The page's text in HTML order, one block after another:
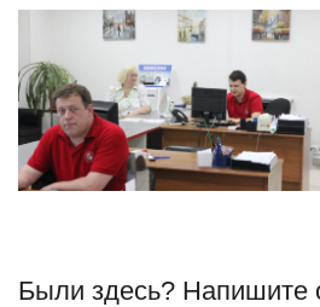
Были здесь? Напишите